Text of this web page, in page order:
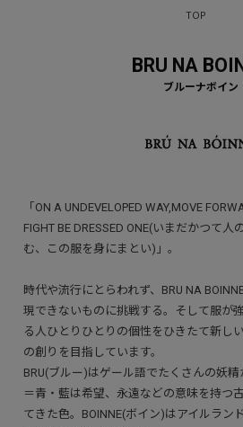
TOP
BRU NA
「ON A UNDEVELOPED WAY,MOVE
FIGHT BE DRESSED ONE(いまだかつて
む、この服を身にまとい)」。
時代や流行にとらわれず、BRU NA
現できないものに挑戦する。そして服が
る人ひとりひとりの個性をひきたて新し
の創りを目指しています。
BRU(ブルー)はゲール語でたくさんの妖
＝青・藍は希望、永遠などの意味を持つ
てきた色。BOINNE(ボイン)はアイルラン